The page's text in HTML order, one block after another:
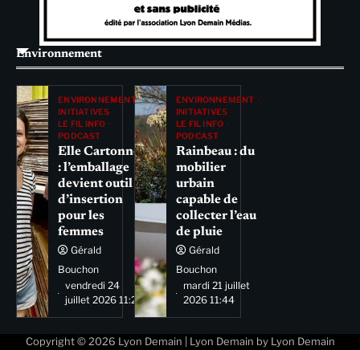
Environnement
ENVIRONNEMENT
INITIATIVES
LE FIL INFO
PODCAST
Elle Cartonne
: l’emballage
devient outil
d’insertion
pour les
femmes
Gérald
Bouchon
vendredi 24
juillet 2026 11:29
ENVIRONNEMENT
INITIATIVES
LE FIL INFO
PODCAST
Rainbeau : du
mobilier
urbain
capable de
collecter l’eau
de pluie
Gérald
Bouchon
mardi 21 juillet
2026 11:44
Copyright © 2026 Lyon Demain | Lyon Demain by Lyon Demain